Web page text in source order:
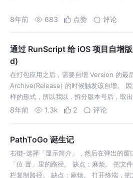
8年前 683 点赞 评论
通过 RunScript 给 iOS 项目自增
d)
在打包应用之后，需要自增 Version 的最
Archive(Release) 的时候触发该自增。
样的形式，所以我以 . 拆分版本号后，取
接回来。
8年前 1.3k 2 评论
PathToGo 诞生记
右键-选择「显示简介」，然后在弹出的窗
「位 置」里的路径。 缺点：麻烦。 把文
栏复制路径。 缺点：麻烦。 打开终端，